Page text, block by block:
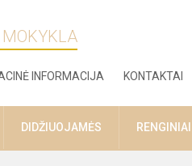
INFORMACIJA KONTAKTAI
DIDŽIUOJAMĖS RENGINIAI